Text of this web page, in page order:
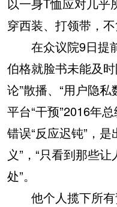
以一身T恤应对几乎
穿西装、打领带，不
在众议院9日提
伯格就脸书未能及
论”散播、“用户隐
平台“干预”2016年
错误“反应迟钝”，
义”，“只看到那些
处”。
他个人揽下所有